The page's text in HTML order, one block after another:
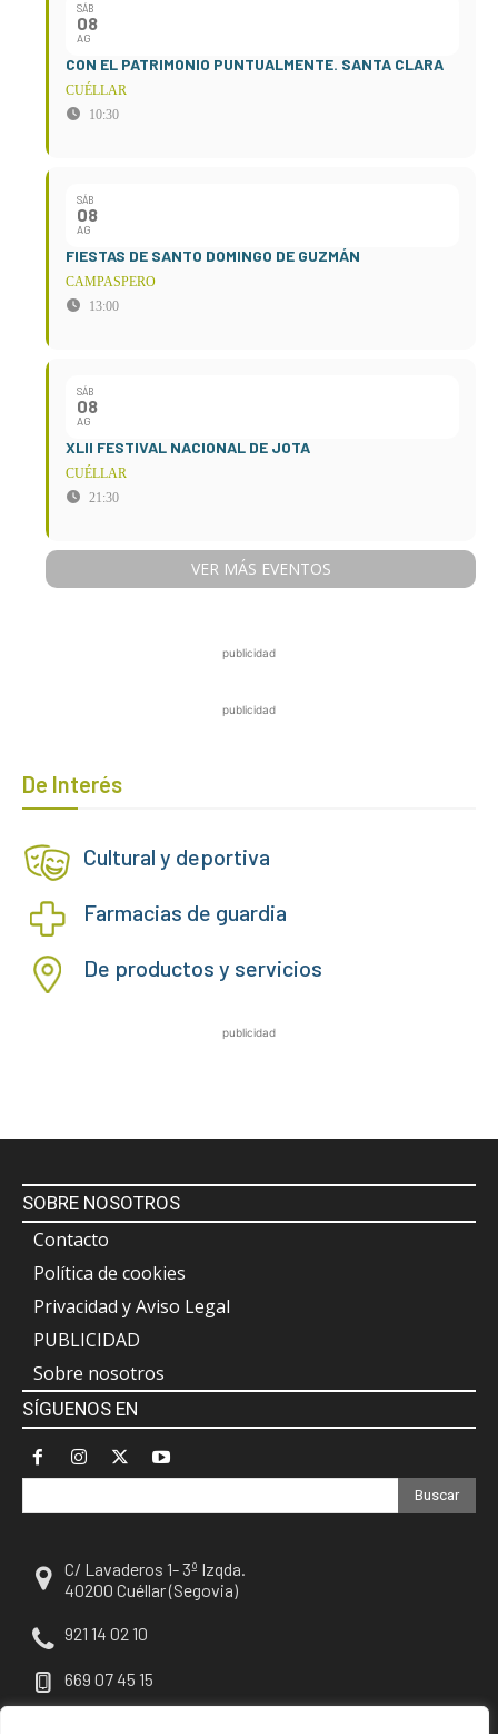
SÁB
08
AG
CON EL PATRIMONIO PUNTUALMENTE. SANTA CLARA
CUÉLLAR
10:30
SÁB
08
AG
FIESTAS DE SANTO DOMINGO DE GUZMÁN
CAMPASPERO
13:00
SÁB
08
AG
XLII FESTIVAL NACIONAL DE JOTA
CUÉLLAR
21:30
VER MÁS EVENTOS
publicidad
publicidad
De Interés
Cultural y deportiva
Farmacias de guardia
De productos y servicios
publicidad
SOBRE NOSOTROS
Contacto
Política de cookies
Privacidad y Aviso Legal
PUBLICIDAD
Sobre nosotros
SÍGUENOS EN
Buscar
C/ Lavaderos 1- 3º Izqda.
40200 Cuéllar (Segovia)
921 14 02 10
669 07 45 15